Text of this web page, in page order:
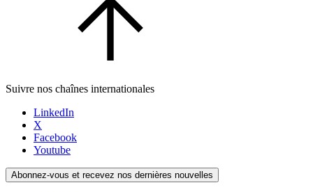
Suivre nos chaînes internationales
LinkedIn
X
Facebook
Youtube
Abonnez-vous et recevez nos dernières nouvelles